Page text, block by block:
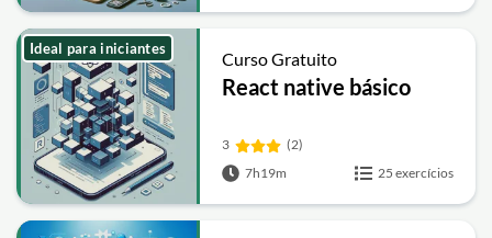
Curso Gratuito
React native básico
3
(2)
7h19m
25 exercícios
Ideal para iniciantes